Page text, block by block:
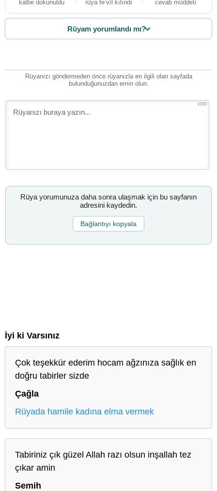
kalbe dokunuldu rüya te’vîl kılındı cevab müddeti
Rüyam yorumlandı mı?
Rüyanızı göndermeden önce rüyanızla en ilgili olan sayfada
bulunduğunuzdan emin olun.
1000
Rüya yorumunuza daha sonra ulaşmak için bu sayfanın
adresini kaydedin.
Bağlantıyı kopyala
İyi ki Varsınız
Çok teşekkür ederim hocam ağzınıza sağlık en
doğru tabirler sizde
Çağla
Rüyada hamile kadına elma vermek
Tabiriniz çık güzel Allah razı olsun inşallah tez
çıkar amin
Semih